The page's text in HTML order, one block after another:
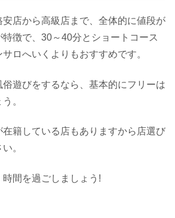
安店から高級店まで、全体的に値段が
特徴で、30～40分とショートコース
ロへいくよりもおすすめです。
遊びをするなら、基本的にフリーは
。
在籍している店もありますから店選び
。
間を過ごしましょう!